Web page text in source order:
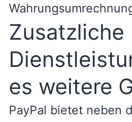
Zusatzliche
es weitere
PayPal bietet neben